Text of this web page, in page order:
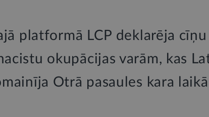
platformā LCP deklarēja
okupācijas varām, kas
Otrā pasaules kara